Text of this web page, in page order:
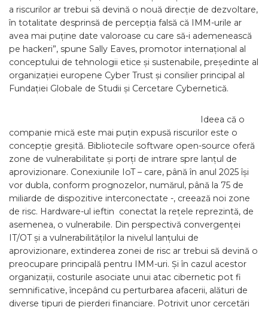
a riscurilor ar trebui să devină o nouă direcție de dezvoltare,
în totalitate desprinsă de percepția falsă că IMM-urile ar
avea mai puține date valoroase cu care să-i ademenească
pe hackeri”, spune Sally Eaves, promotor internațional al
conceptului de tehnologii etice și sustenabile, președinte al
organizației europene Cyber Trust și consilier principal al
Fundației Globale de Studii și Cercetare Cybernetică.
Ideea că o
companie mică este mai puțin expusă riscurilor este o
concepție greșită. Bibliotecile software open-source oferă
zone de vulnerabilitate și porți de intrare spre lanțul de
aprovizionare. Conexiunile IoT – care, până în anul 2025 își
vor dubla, conform prognozelor, numărul, până la 75 de
miliarde de dispozitive interconectate -, creează noi zone
de risc. Hardware-ul ieftin conectat la rețele reprezintă, de
asemenea, o vulnerabile. Din perspectivă convergenței
IT/OT și a vulnerabilităților la nivelul lanțului de
aprovizionare, extinderea zonei de risc ar trebui să devină o
preocupare principală pentru IMM-uri. Și în cazul acestor
organizații, costurile asociate unui atac cibernetic pot fi
semnificative, începând cu perturbarea afacerii, alături de
diverse tipuri de pierderi financiare. Potrivit unor cercetări